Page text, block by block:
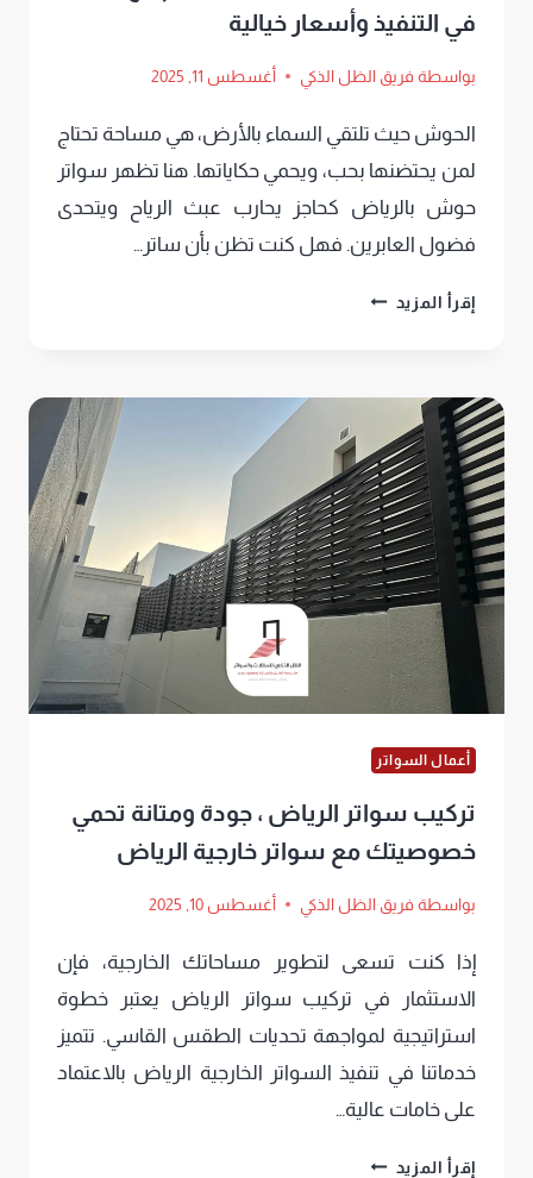
في التنفيذ وأسعار خيالية
بواسطة فريق الظل الذكي أغسطس 11, 2025
الحوش حيث تلتقي السماء بالأرض، هي مساحة تحتاج
لمن يحتضنها بحب، ويحمي حكاياتها. هنا تظهر سواتر
حوش بالرياض كحاجز يحارب عبث الرياح ويتحدى
فضول العابرين. فهل كنت تظن بأن ساتر…
إقرأ المزيد تركيب
عمل
ساتر
للحوش
الرياض
بأجمل
مع
سرعة
وأسعار
خيالية
أعمال السواتر
تركيب سواتر الرياض ، جودة ومتانة تحمي
خصوصيتك مع سواتر خارجية الرياض
بواسطة فريق الظل الذكي أغسطس 10, 2025
إذا كنت تسعى لتطوير مساحاتك الخارجية، فإن
الاستثمار في تركيب سواتر الرياض يعتبر خطوة
استراتيجية لمواجهة تحديات الطقس القاسي. تتميز
خدماتنا في تنفيذ السواتر الخارجية الرياض بالاعتماد
على خامات عالية…
إقرأ المزيد تركيب